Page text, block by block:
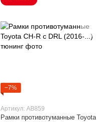
−7%
Артикул: AB859
Рамки противотуманные Toyota